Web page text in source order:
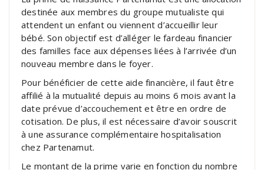
destinée aux membres du groupe mutualiste qui
attendent un enfant ou viennent d’accueillir leur
bébé. Son objectif est d’alléger le fardeau financier
des familles face aux dépenses liées à l’arrivée d’un
nouveau membre dans le foyer.
Pour bénéficier de cette aide financière, il faut être
affilié à la mutualité depuis au moins 6 mois avant la
date prévue d’accouchement et être en ordre de
cotisation. De plus, il est nécessaire d’avoir souscrit
à une assurance complémentaire hospitalisation
chez Partenamut.
Le montant de la prime varie en fonction du nombre